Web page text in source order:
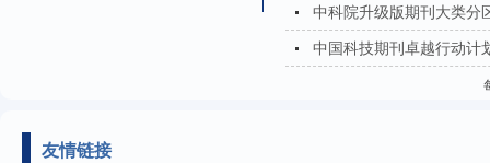
中科院升级版期刊大类分
中国科技期刊卓越行动计
友情链接